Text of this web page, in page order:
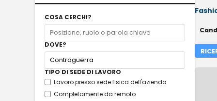
COSA CERCHI?
DOVE?
TIPO DI SEDE DI LAVORO
Lavoro presso sede fisica dell'azienda
Completamente da remoto